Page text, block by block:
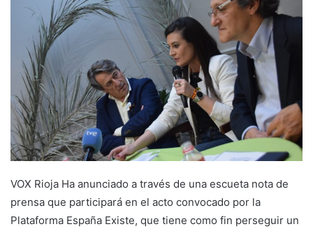
a
i
l
VOX Rioja Ha anunciado a través de una escueta nota de
prensa que participará en el acto convocado por la
Plataforma España Existe, que tiene como fin perseguir un